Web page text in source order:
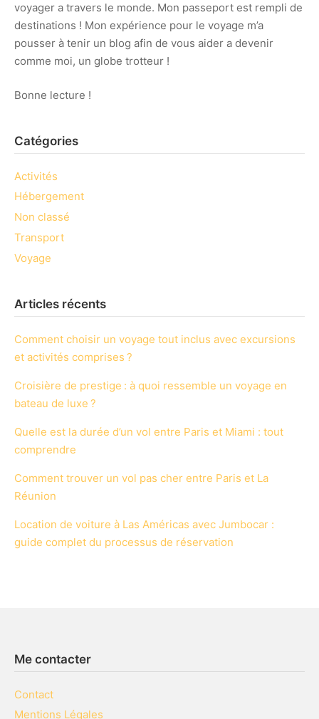
voyager a travers le monde. Mon passeport est rempli de
destinations ! Mon expérience pour le voyage m’a
pousser à tenir un blog afin de vous aider a devenir
comme moi, un globe trotteur !
Bonne lecture !
Catégories
Activités
Hébergement
Non classé
Transport
Voyage
Articles récents
Comment choisir un voyage tout inclus avec excursions
et activités comprises ?
Croisière de prestige : à quoi ressemble un voyage en
bateau de luxe ?
Quelle est la durée d’un vol entre Paris et Miami : tout
comprendre
Comment trouver un vol pas cher entre Paris et La
Réunion
Location de voiture à Las Américas avec Jumbocar :
guide complet du processus de réservation
Me contacter
Contact
Mentions Légales